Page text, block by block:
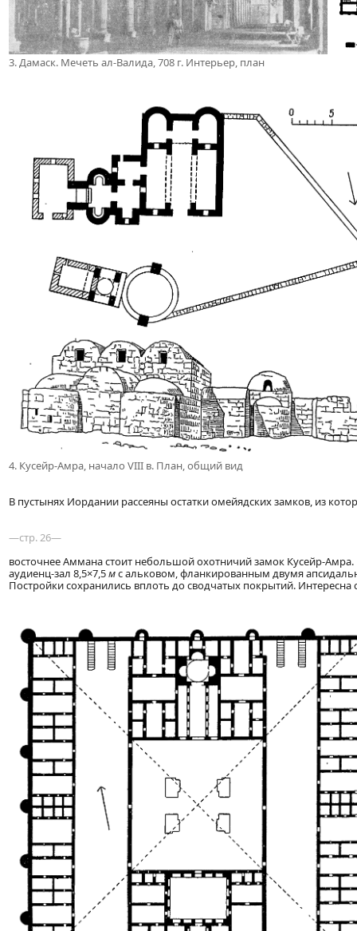
3. Дамаск. Мечеть ал-Валида, 708 г. Интерьер, план
4. Кусейр-Амра, начало VIII в. План, общий вид
В пустынях Иордании рассеяны остатки омейядских замков, из
—стр. 26—
восточнее Аммана стоит небольшой охотничий замок Кусейр-Амра.
аудиенц-зал 8,5×7,5мс альковом, фланкированным двумя
Постройки сохранились вплоть до сводчатых покрытий. Интересна